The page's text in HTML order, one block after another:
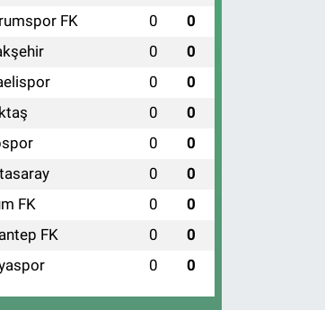
FK 0 0
0 0
0 0
0 0
0 0
0 0
FK 0 0
FK 0 0
0 0